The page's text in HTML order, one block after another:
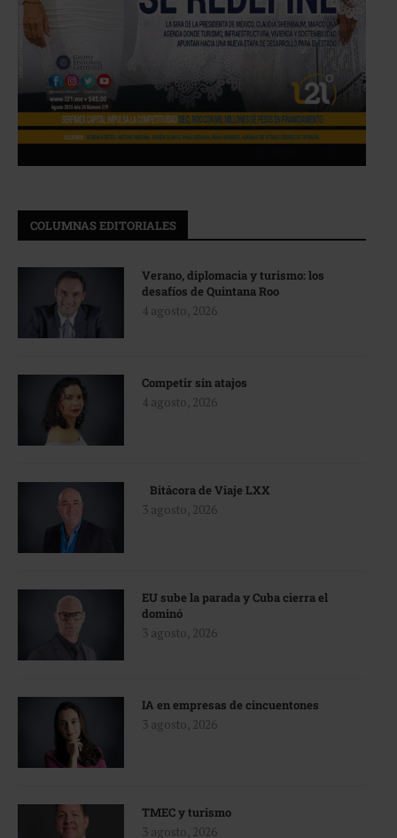
COLUMNAS EDITORIALES
Verano, diplomacia y turismo: los
desafíos de Quintana Roo
4 agosto, 2026
Competir sin atajos
4 agosto, 2026
Bitácora de Viaje LXX
3 agosto, 2026
EU sube la parada y Cuba cierra el
dominó
3 agosto, 2026
IA en empresas de cincuentones
3 agosto, 2026
TMEC y turismo
3 agosto, 2026